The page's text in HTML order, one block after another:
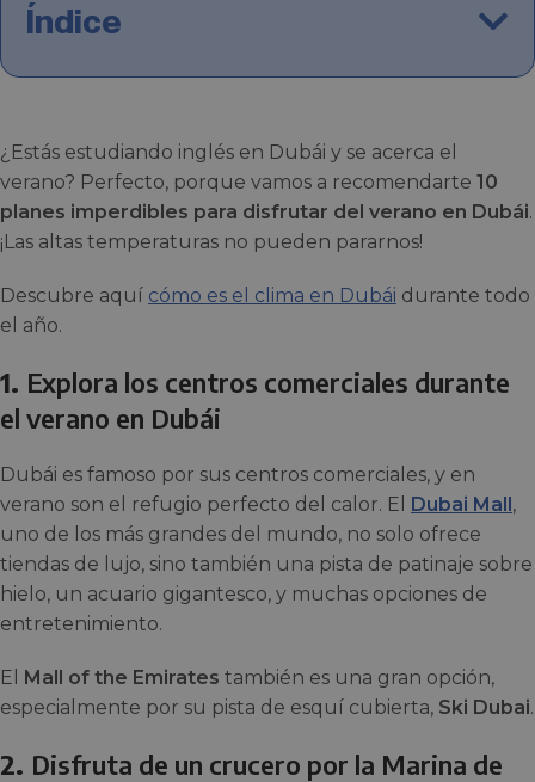
Índice
¿Estás estudiando inglés en Dubái y se acerca el
verano? Perfecto, porque vamos a recomendarte 10
planes imperdibles para disfrutar del verano en Dubái.
¡Las altas temperaturas no pueden pararnos!
Descubre aquí cómo es el clima en Dubái durante todo
el año.
1. Explora los centros comerciales durante
el verano en Dubái
Dubái es famoso por sus centros comerciales, y en
verano son el refugio perfecto del calor. El Dubai Mall,
uno de los más grandes del mundo, no solo ofrece
tiendas de lujo, sino también una pista de patinaje sobre
hielo, un acuario gigantesco, y muchas opciones de
entretenimiento.
El Mall of the Emirates también es una gran opción,
especialmente por su pista de esquí cubierta, Ski Dubai.
2. Disfruta de un crucero por la Marina de